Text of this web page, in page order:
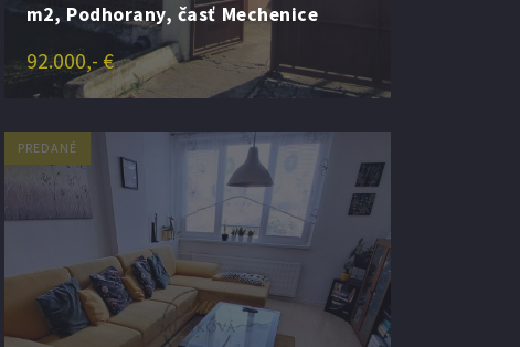
m2, Podhorany, časť Mechenice
92.000,- €
PREDANÉ